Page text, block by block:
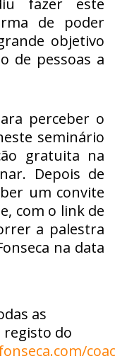
fazer este
de poder
objetivo
de pessoas a
perceber o
seminário
gratuita na
Depois de
um convite
com o link de
a palestra
na data
as
registo do